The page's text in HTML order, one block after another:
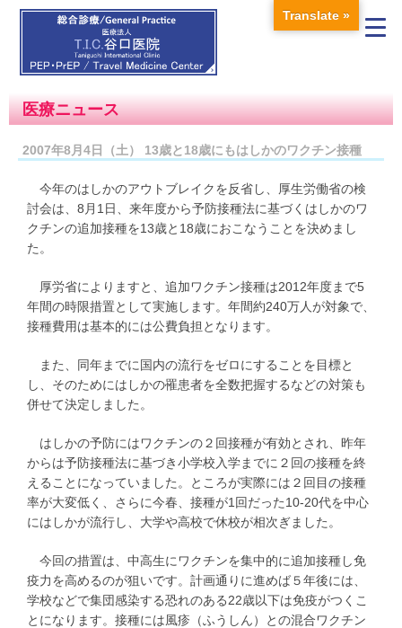
医療ニュース
2007年8月4日（土） 13歳と18歳にもはしかのワクチン接種
今年のはしかのアウトブレイクを反省し、厚生労働省の検
討会は、8月1日、来年度から予防接種法に基づくはしかのワ
クチンの追加接種を13歳と18歳におこなうことを決めまし
た。
厚労省によりますと、追加ワクチン接種は2012年度まで5
年間の時限措置として実施します。年間約240万人が対象で、
接種費用は基本的には公費負担となります。
また、同年までに国内の流行をゼロにすることを目標と
し、そのためにはしかの罹患者を全数把握するなどの対策も
併せて決定しました。
はしかの予防にはワクチンの２回接種が有効とされ、昨年
からは予防接種法に基づき小学校入学までに２回の接種を終
えることになっていました。ところが実際には２回目の接種
率が大変低く、さらに今春、接種が1回だった10-20代を中心
にはしかが流行し、大学や高校で休校が相次ぎました。
今回の措置は、中高生にワクチンを集中的に追加接種し免
疫力を高めるのが狙いです。計画通りに進めば５年後には、
学校などで集団感染する恐れのある22歳以下は免疫がつくこ
とになります。接種には風疹（ふうしん）との混合ワクチン
Translate »